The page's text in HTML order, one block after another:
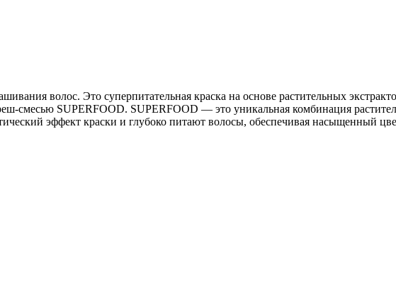
волос. Это суперпитательная краска на основе растительных
смесью SUPERFOOD. SUPERFOOD — это уникальная комбинация
эффект краски и глубоко питают волосы, обеспечивая насыщенный